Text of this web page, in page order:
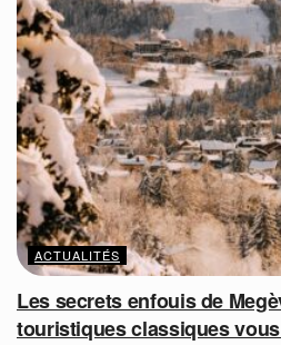
ACTUALITÉS
Les secrets enfouis de
touristiques classiques